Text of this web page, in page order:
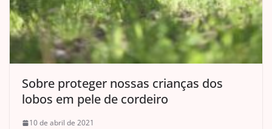
Sobre proteger nossas crianças dos
lobos em pele de cordeiro
10 de abril de 2021